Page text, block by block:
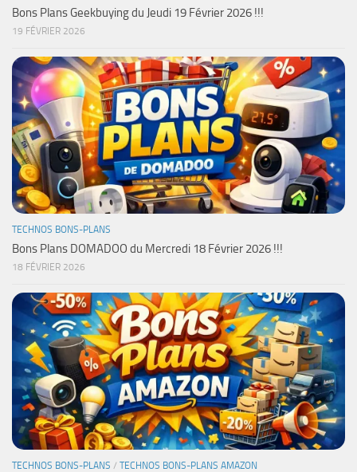
Bons Plans Geekbuying du Jeudi 19 Février 2026 !!!
19 FÉVRIER 2026
TECHNOS BONS-PLANS
Bons Plans DOMADOO du Mercredi 18 Février 2026 !!!
18 FÉVRIER 2026
TECHNOS BONS-PLANS / TECHNOS BONS-PLANS AMAZON